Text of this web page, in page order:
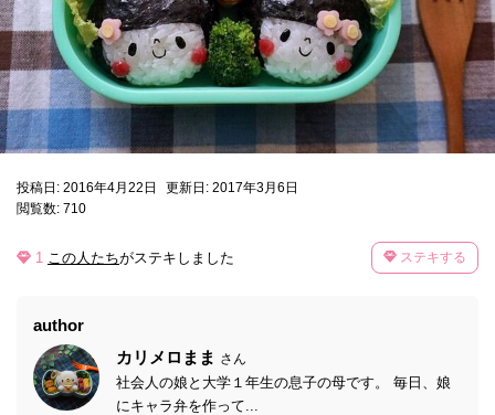
投稿日: 2016年4月22日
更新日: 2017年3月6日
閲覧数: 710
1 この人たちがステキしました ステキする
author
カリメロまま さん
社会人の娘と大学１年生の息子の母です。 毎日、娘
にキャラ弁を作って...